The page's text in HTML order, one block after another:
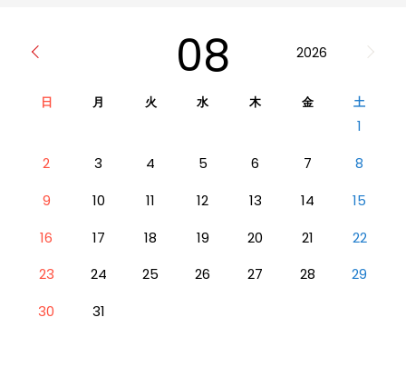
08 2026
日 月 火 水 木 金 土
1
2
3 4 5 6 7
8
9
10 11 12 13 14
15
16
17 18 19 20 21
22
23
24 25 26 27 28
29
30
31